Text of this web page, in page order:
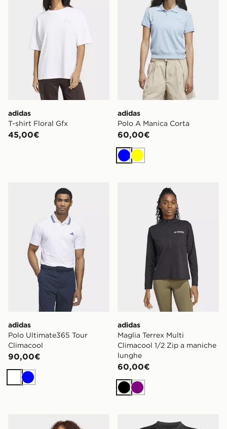
adidas
T-shirt Floral Gfx
45,00€
adidas
Polo A Manica Corta
60,00€
BluGiallo
adidas Polo Ultimate365 Tour Climacool
adidas
Polo Ultimate365 Tour
Climacool
90,00€
Bianco
Blu
adidas Maglia Terrex
adidas
Maglia Terrex Multi
Climacool 1/2 Zip a maniche
lunghe
60,00€
NeroViola
adidas Women's Essentials 3-Stripes Cotton T-Shirt
adidas T-shirt Da Tennis